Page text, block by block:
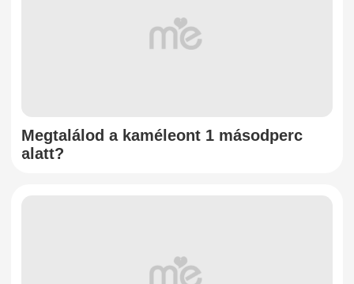
Megtalálod a kaméleont 1 másodperc
alatt?